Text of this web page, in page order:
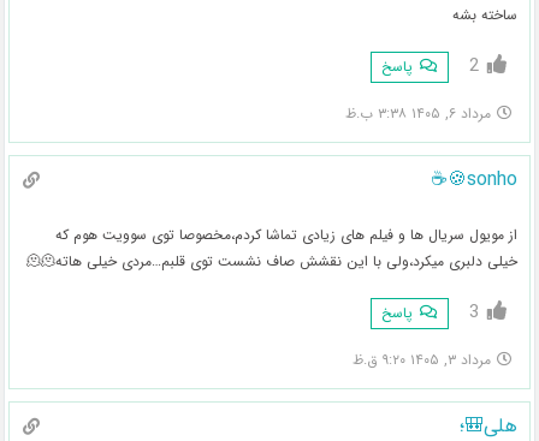
ساخته بشه
2 پاسخ
مرداد ۶, ۱۴۰۵ ۳:۳۸ ب.ظ
sonho🍪☕
از مویول سریال ها و فیلم های زیادی تماشا کردم،مخصوصا توی سوویت هوم که
خیلی دلبری میکرد،ولی با این نقشش صاف نشست توی قلبم…مردی خیلی هاته🫠🫠
3 پاسخ
مرداد ۳, ۱۴۰۵ ۹:۲۰ ق.ظ
هلی🎒؛